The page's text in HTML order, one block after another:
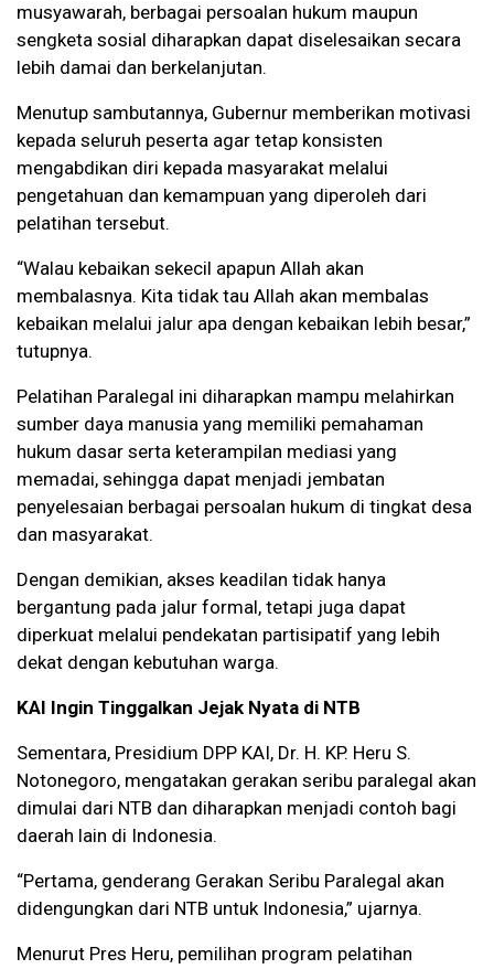
musyawarah, berbagai persoalan hukum maupun
sengketa sosial diharapkan dapat diselesaikan secara
lebih damai dan berkelanjutan.
Menutup sambutannya, Gubernur memberikan motivasi
kepada seluruh peserta agar tetap konsisten
mengabdikan diri kepada masyarakat melalui
pengetahuan dan kemampuan yang diperoleh dari
pelatihan tersebut.
“Walau kebaikan sekecil apapun Allah akan
membalasnya. Kita tidak tau Allah akan membalas
kebaikan melalui jalur apa dengan kebaikan lebih besar,”
tutupnya.
Pelatihan Paralegal ini diharapkan mampu melahirkan
sumber daya manusia yang memiliki pemahaman
hukum dasar serta keterampilan mediasi yang
memadai, sehingga dapat menjadi jembatan
penyelesaian berbagai persoalan hukum di tingkat desa
dan masyarakat.
Dengan demikian, akses keadilan tidak hanya
bergantung pada jalur formal, tetapi juga dapat
diperkuat melalui pendekatan partisipatif yang lebih
dekat dengan kebutuhan warga.
KAI Ingin Tinggalkan Jejak Nyata di NTB
Sementara, Presidium DPP KAI, Dr. H. KP. Heru S.
Notonegoro, mengatakan gerakan seribu paralegal akan
dimulai dari NTB dan diharapkan menjadi contoh bagi
daerah lain di Indonesia.
“Pertama, genderang Gerakan Seribu Paralegal akan
didengungkan dari NTB untuk Indonesia,” ujarnya.
Menurut Pres Heru, pemilihan program pelatihan